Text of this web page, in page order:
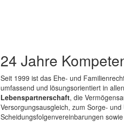
24 Jahre
Seit 1999 ist das Ehe- und
umfassend und lösungsorientiert in
Lebenspartnerschaft, die
Versorgungsausgleich, zum Sorge-
Scheidungsfolgenvereinbarungen